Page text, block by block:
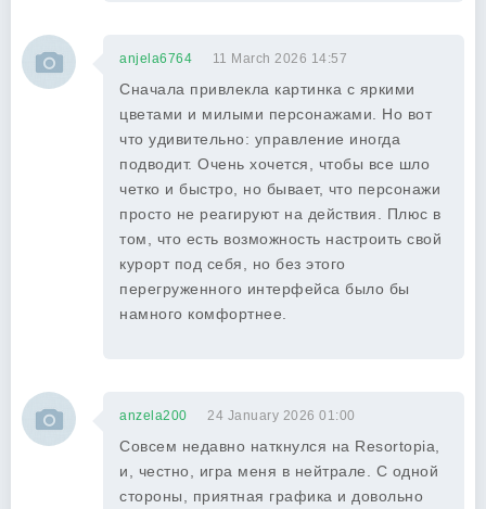
anjela6764 11 March 2026 14:57
Сначала привлекла картинка с яркими
цветами и милыми персонажами. Но вот
что удивительно: управление иногда
подводит. Очень хочется, чтобы все шло
четко и быстро, но бывает, что персонажи
просто не реагируют на действия. Плюс в
том, что есть возможность настроить свой
курорт под себя, но без этого
перегруженного интерфейса было бы
намного комфортнее.
anzela200 24 January 2026 01:00
Совсем недавно наткнулся на Resortopia,
и, честно, игра меня в нейтрале. С одной
стороны, приятная графика и довольно